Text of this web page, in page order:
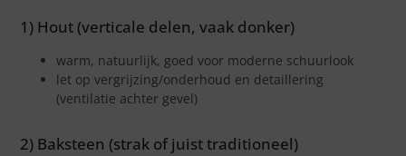
1) Hout (verticale delen, vaak donker)
warm, natuurlijk, goed voor moderne schuurlook
let op vergrijzing/onderhoud en detaillering
(ventilatie achter gevel)
2) Baksteen (strak of juist traditioneel)